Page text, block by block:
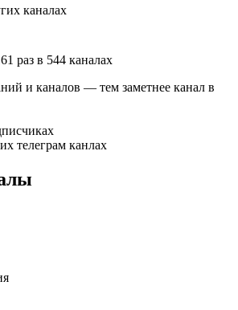
каналах
раз в 544 каналах
и каналов — тем заметнее канал в
телеграм канлах